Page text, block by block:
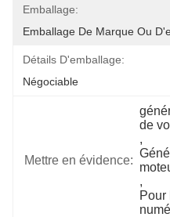
Emballage:
Emballage De Marque Ou
Détails D'emballage:
Négociable
Mettre en évidence:
de
,
,
Pour